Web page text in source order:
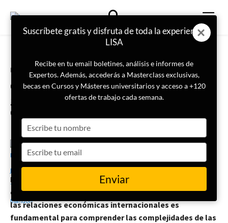
Portada
Cómo influye la inteligencia
geopolítica en la relación entre
China y Estados Unidos
Fernando Javier Tapia Blandón
En un mundo cada vez más interconectado y
competitivo, el papel de la inteligencia geopolítica en
las relaciones económicas internacionales es
fundamental para comprender las complejidades de las
Suscríbete gratis y disfruta de toda la experiencia
LISA
Recibe en tu email boletines, análisis e informes de
Expertos. Además, accederás a Masterclass exclusivas,
becas en Cursos y Másteres universitarios y acceso a +120
ofertas de trabajo cada semana.
your
name
your
email
Enviar